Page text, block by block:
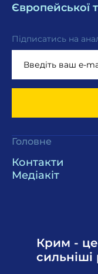
Європейської
Підписатись на
Головне
Контакти
Медіакіт
Крим - це
сильніші